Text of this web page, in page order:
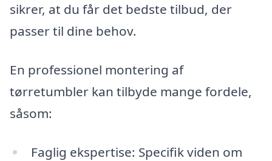
sikrer, at du får det bedste tilbud, der
passer til dine behov.
En professionel montering af
tørretumbler kan tilbyde mange fordele,
såsom:
Faglig ekspertise: Specifik viden om